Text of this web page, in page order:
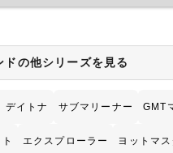
ドの他シリーズを見る
デイトナ サブマリーナー GMT
エクスプローラー ヨットマス